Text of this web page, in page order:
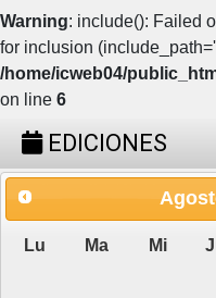
Warning: include(): Failed
for inclusion
/home/icweb04/
on line 6
EDICIONES
Lu Ma Mi